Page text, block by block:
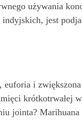
używania
jest
euforia i
krótkotrwałej
jointa?